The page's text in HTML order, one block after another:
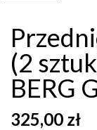
(2
BERG
325,00 zł